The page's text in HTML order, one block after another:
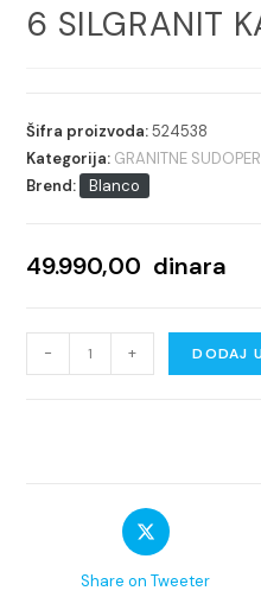
6 SILGRANIT
Šifra proizvoda:524538
Kategorija: GRANITNE
Brend:
Blanco
49.990,00 dinara
SUDOPERA
BLANCO
- + DODAJ
Opens
in
new
Share on Tweeter